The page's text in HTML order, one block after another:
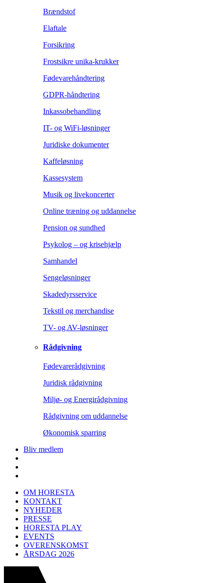
Brændstof
Elaftale
Forsikring
Frostsikre unika-krukker
Fødevarehåndtering
GDPR-håndtering
Inkassobehandling
IT- og WiFi-løsninger
Juridiske dokumenter
Kaffeløsning
Kassesystem
Musik og livekoncerter
Online træning og uddannelse
Pension og sundhed
Psykolog – og krisehjælp
Samhandel
Sengeløsninger
Skadedyrsservice
Tekstil og merchandise
TV- og AV-løsninger
Rådgivning
Fødevarerådgivning
Juridisk rådgivning
Miljø- og Energirådgivning
Rådgivning om uddannelse
Økonomisk sparring
Bliv medlem
OM HORESTA
KONTAKT
NYHEDER
PRESSE
HORESTA PLAY
EVENTS
OVERENSKOMST
ÅRSDAG 2026